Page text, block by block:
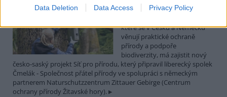
Data Deletion Data Access Privacy Policy
26.7.2026 16:22 | LIBEREC ( ČTK)
které se v Česku a Německu
věnují praktické ochraně
přírody a podpoře
biodiverzity, má zajistit nový
česko-saský projekt Síť pro přírodu, který připravil liberecký spolek
Čmelák - Společnost přátel přírody ve spolupráci s německým
partnerem Naturschutzzentrum Zittauer Gebirge (Centrum
ochrany přírody Žitavské hory).